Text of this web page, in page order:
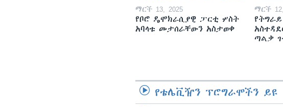
ማርች 13, 2025
የቦሮ ዴሞክራሲያዊ ፓርቲ ሦስት
አባላቱ መታሰራቸውን አስታወቀ
ማርች
ጣልቃ
የቴሌቪዥን ፕሮግራሞችን ይዩ